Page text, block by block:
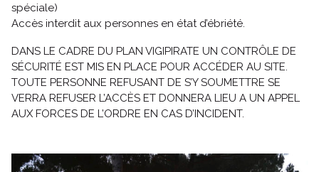
spéciale)
Accès interdit aux personnes en état d’ébriété.
DANS LE CADRE DU PLAN VIGIPIRATE UN CONTRÔLE DE
SÉCURITÉ EST MIS EN PLACE POUR ACCÉDER AU SITE.
TOUTE PERSONNE REFUSANT DE S’Y SOUMETTRE SE
VERRA REFUSER L’ACCÈS ET DONNERA LIEU A UN APPEL
AUX FORCES DE L’ORDRE EN CAS D’INCIDENT.